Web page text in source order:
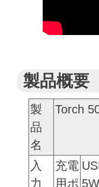
製品概要
製
品
名
Torch
入
力
充電
用ポ